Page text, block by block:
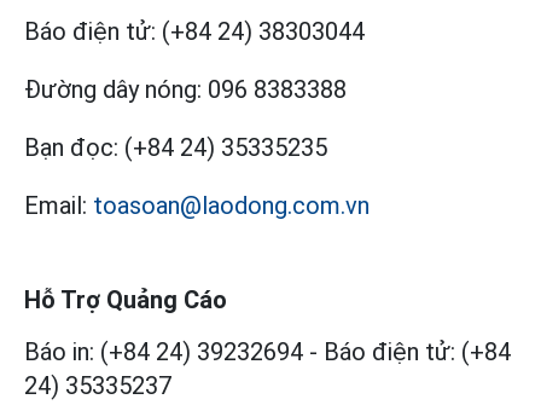
Báo điện tử: (+84 24) 38303044
Đường dây nóng: 096 8383388
Bạn đọc: (+84 24) 35335235
Email: toasoan@laodong.com.vn
Hỗ Trợ Quảng Cáo
Báo in: (+84 24) 39232694 - Báo điện tử: (+84
24) 35335237